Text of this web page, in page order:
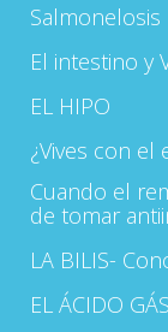
Salmonelosis
El intestino y
EL HIPO
¿Vives con el
Cuando el
de tomar
LA BILIS-
EL ÁCIDO